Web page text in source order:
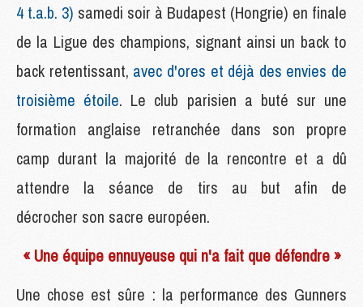
4 t.a.b. 3) samedi soir à Budapest (Hongrie) en finale
de la Ligue des champions, signant ainsi un back to
back retentissant, avec d'ores et déjà des envies de
troisième étoile. Le club parisien a buté sur une
formation anglaise retranchée dans son propre
camp durant la majorité de la rencontre et a dû
attendre la séance de tirs au but afin de
décrocher son sacre européen.
« Une équipe ennuyeuse qui n'a fait que défendre »
Une chose est sûre : la performance des Gunners